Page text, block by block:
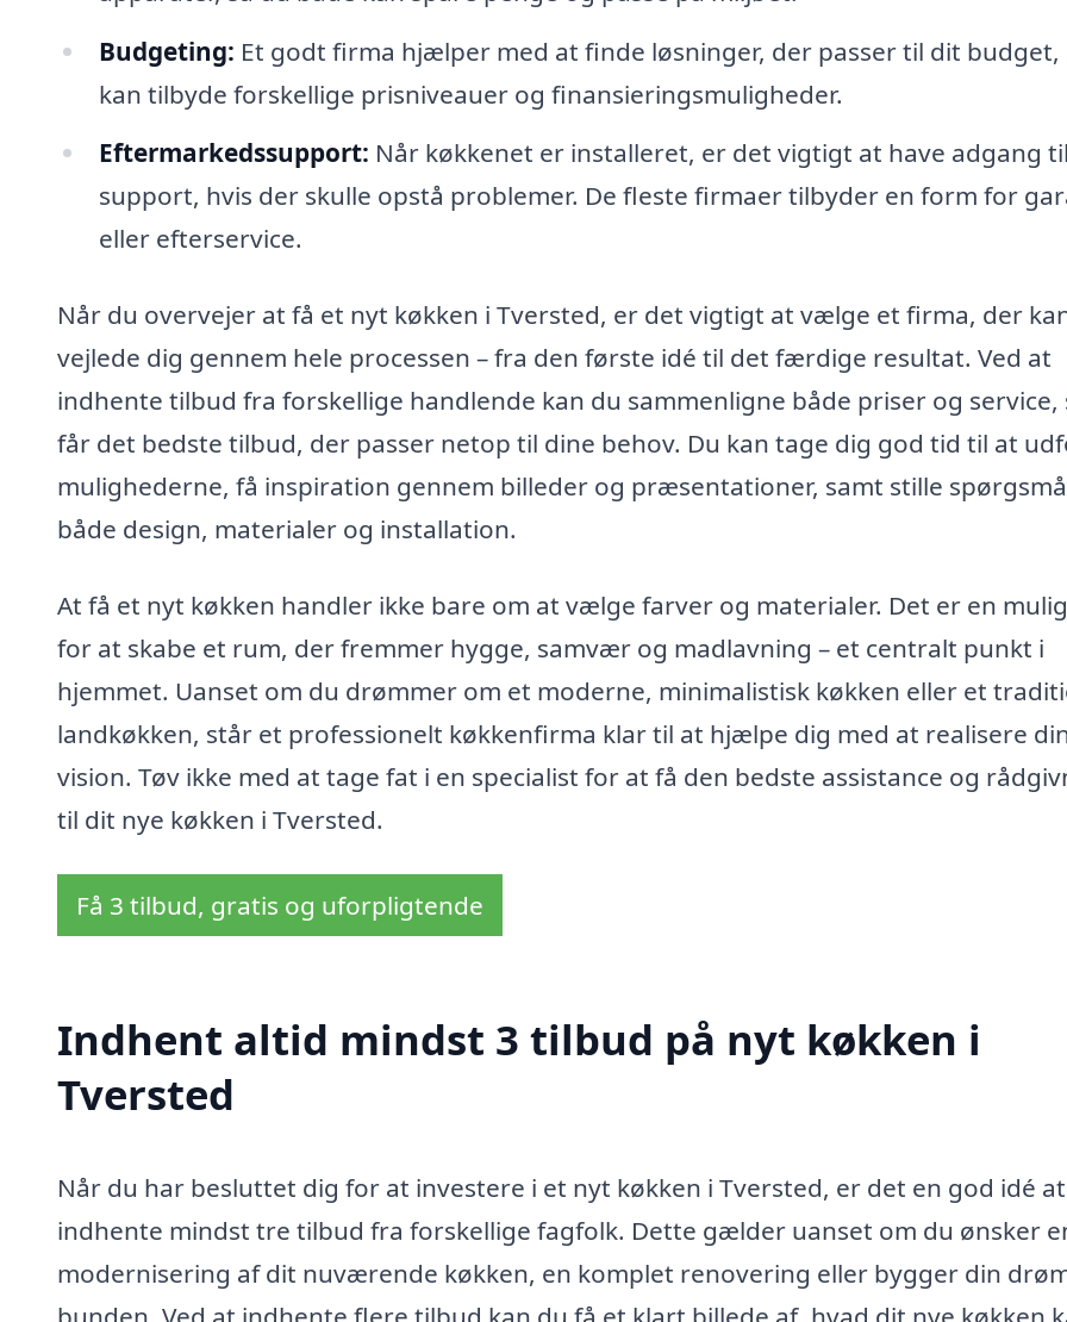
Budgeting: Et godt firma hjælper med at finde løsninger, der passer til dit budget,
kan tilbyde forskellige prisniveauer og finansieringsmuligheder.
Eftermarkedssupport: Når køkkenet er installeret, er det vigtigt at have adgang til
support, hvis der skulle opstå problemer. De fleste firmaer tilbyder en form for
eller efterservice.
Når du overvejer at få et nyt køkken i Tversted, er det vigtigt at vælge et firma, der
vejlede dig gennem hele processen – fra den første idé til det færdige resultat. Ved at
indhente tilbud fra forskellige handlende kan du sammenligne både priser og service,
får det bedste tilbud, der passer netop til dine behov. Du kan tage dig god tid til at
mulighederne, få inspiration gennem billeder og præsentationer, samt stille
både design, materialer og installation.
At få et nyt køkken handler ikke bare om at vælge farver og materialer. Det er en
for at skabe et rum, der fremmer hygge, samvær og madlavning – et centralt punkt i
hjemmet. Uanset om du drømmer om et moderne, minimalistisk køkken eller et
landkøkken, står et professionelt køkkenfirma klar til at hjælpe dig med at realisere
vision. Tøv ikke med at tage fat i en specialist for at få den bedste assistance og
til dit nye køkken i Tversted.
Få 3 tilbud, gratis og uforpligtende
Indhent altid mindst 3 tilbud på nyt køkken i
Tversted
Når du har besluttet dig for at investere i et nyt køkken i Tversted, er det en god idé at
indhente mindst tre tilbud fra forskellige fagfolk. Dette gælder uanset om du ønsker
modernisering af dit nuværende køkken, en komplet renovering eller bygger din